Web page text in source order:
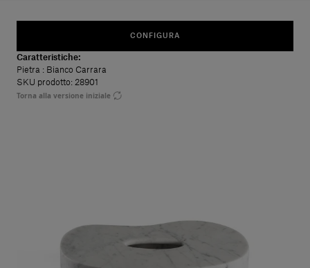
CONFIGURA
Caratteristiche:
Pietra : Bianco Carrara
SKU prodotto: 28901
Torna alla versione iniziale